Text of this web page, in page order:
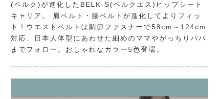
(ベルク)が進化したBELK-S(ベルクエス)ヒップシート
キャリア。 肩ベルト・腰ベルトが進化してよりフィッ
ト！ウエストベルトは調節ファスナーで58cm～124cm
対応、日本人体型にあわせた細めのママやがっちりパパ
までフォロー。おしゃれなカラー5色登場。